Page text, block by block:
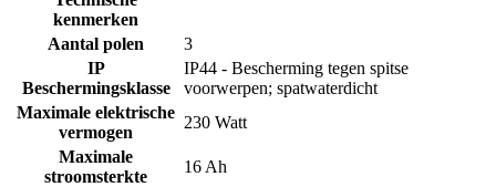
kenmerken
Aantal polen
3
IP
Beschermingsklasse
IP44 - Bescherming tegen spitse
voorwerpen; spatwaterdicht
Maximale elektrische
vermogen
230 Watt
Maximale
stroomsterkte
16 Ah